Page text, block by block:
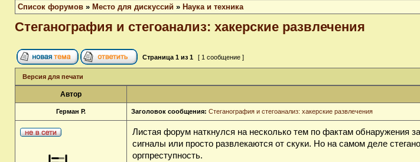
Список форумов » Место для дискуссий » Наука и техника
Стеганография и стегоанализ: хакерские развлечения
Страница 1 из 1 [ 1 сообщение ]
Версия для печати
Автор
Герман Р. Заголовок сообщения: Стеганография и стегоанализ: хакерские развлечения
Листая форум наткнулся на несколько тем по фактам обнаружения
сигналы или просто развлекаются от скуки. Но на самом деле
оргпреступность.